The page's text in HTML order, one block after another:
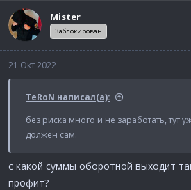
к
ц
и
и
Mister
Заблокирован
21 Окт 2022
TeRoN написал(а):
без риска много и не заработать, тут
должен сам.
с какой суммы оборотной выходит
профит?